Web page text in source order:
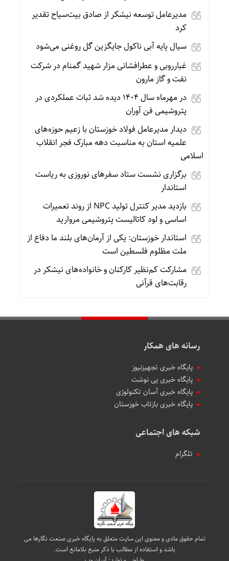
مدیرعامل توسعه نیشکر از صادق بیت‌سیاح تقدیر
کرد
سیال پایه آبی ناکول جایگزین گل روغنی می‌شود
غبارروبی و عطرافشانی مزار شهید گمنام در شرکت
نفت و گاز مارون
در مهرماه سال ۱۴۰۴ دیده شد ثبات عملکردی در
پتروشیمی فن آوران
دیدار مدیرعامل فولاد خوزستان با زعیم حوزه‌های
علمیه استان به مناسبت دهه مبارک فجر انقلاب
اسلامی
برگزاری نشست ستاد سفرهای نوروزی به ریاست
استاندار
بازدید مدیر کنترل تولید NPC از روند تعمیرات
اساسی و لود کاتالیست پتروشیمی مروارید
استاندار خوزستان: یکی از آرمان‌های بلند ما دفاع از
ملت مظلوم فلسطین است
مشارکت کم‌نظیر کارکنان و خانواده‌های نیشکر در
رقابت‌های قرآنی
رسانه های همکار
پایگاه خبری تجهیزنیوز
پایگاه خبری پی نوشت
پایگاه خبری آسان تکنولوژی
پایگاه خبری بازتاب خوزستان
شبکه های اجتماعی
تلگرام
تمام حقوق مادی و معنوی این سایت متعلق به پایگاه خبری صنعت نگارها می
باشد و استفاده از مطالب با ذکر منبع بلامانع است.